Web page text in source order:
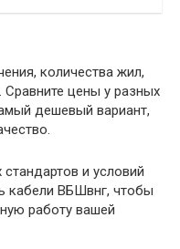
количества жил,
Сравните цены у разных
дешевый вариант,
и условий
кабели ВБШвнг, чтобы
работу вашей